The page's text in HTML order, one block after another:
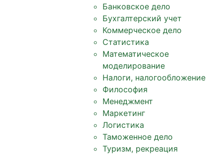
Банковское дело
Бухгалтерский учет
Коммерческое дело
Статистика
Математическое
моделирование
Налоги, налогообложение
Философия
Менеджмент
Маркетинг
Логистика
Таможенное дело
Туризм, рекреация